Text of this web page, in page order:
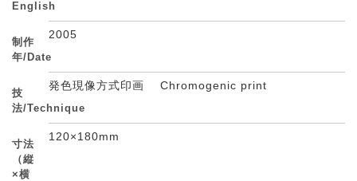
English
制作
年/Date
2005
技
法/Technique
発色現像方式印画 Chromogenic print
寸法
（縦
×横
120×180mm